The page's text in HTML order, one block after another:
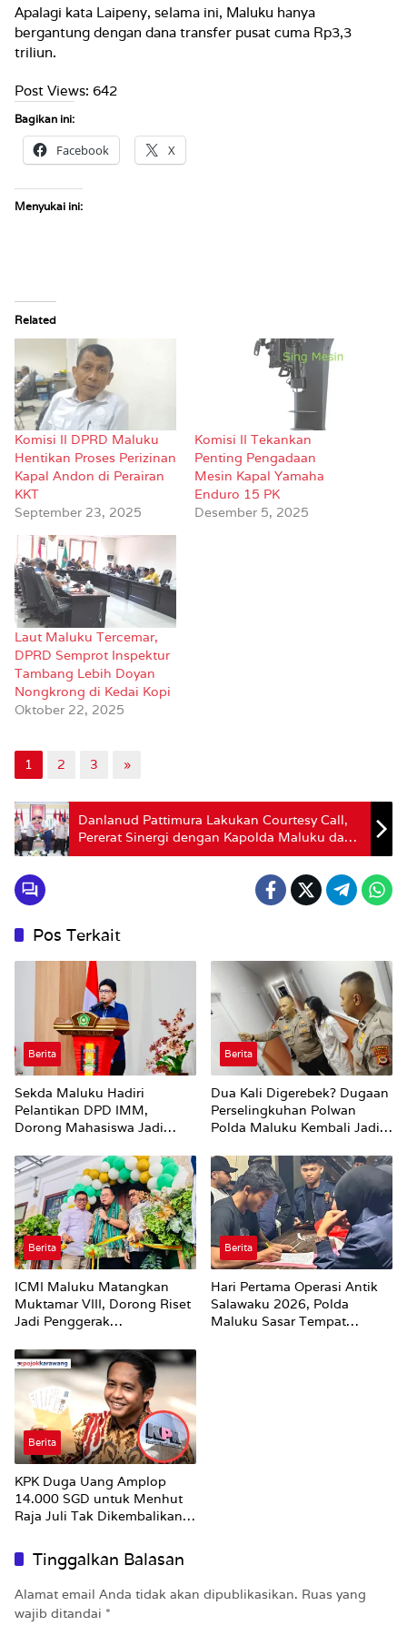
Apalagi kata Laipeny, selama ini, Maluku hanya
bergantung dengan dana transfer pusat cuma Rp3,3
triliun.
Post Views: 642
Bagikan ini:
Facebook X
Menyukai ini:
Related
Komisi II DPRD Maluku
Hentikan Proses Perizinan
Kapal Andon di Perairan
KKT
September 23, 2025
Komisi II Tekankan
Penting Pengadaan
Mesin Kapal Yamaha
Enduro 15 PK
Desember 5, 2025
Laut Maluku Tercemar,
DPRD Semprot Inspektur
Tambang Lebih Doyan
Nongkrong di Kedai Kopi
Oktober 22, 2025
1 2 3 »
Danlanud Pattimura Lakukan Courtesy Call,
Pererat Sinergi dengan Kapolda Maluku dan
Danlantamal IX Ambon
Pos Terkait
Berita
Sekda Maluku Hadiri
Pelantikan DPD IMM,
Dorong Mahasiswa Jadi
Strategis Pemerintah
Berita
Dua Kali Digerebek? Dugaan
Perselingkuhan Polwan
Polda Maluku Kembali Jadi
Berita
ICMI Maluku Matangkan
Muktamar VIII, Dorong Riset
Jadi Penggerak
Berita
Hari Pertama Operasi Antik
Salawaku 2026, Polda
Maluku Sasar Tempat
Berita
KPK Duga Uang Amplop
14.000 SGD untuk Menhut
Raja Juli Tak Dikembalikan
Tinggalkan Balasan
Alamat email Anda tidak akan dipublikasikan. Ruas yang
wajib ditandai *